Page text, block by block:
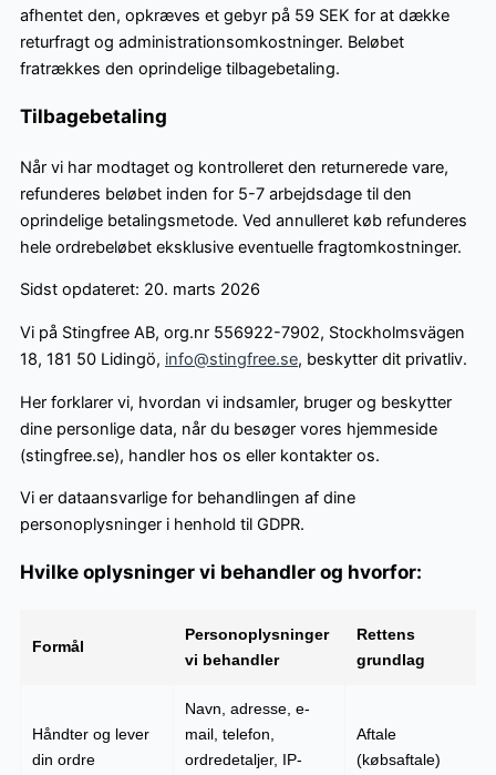
afhentet den, opkræves et gebyr på 59 SEK for at dække
returfragt og administrationsomkostninger. Beløbet
fratrækkes den oprindelige tilbagebetaling.
Tilbagebetaling
Når vi har modtaget og kontrolleret den returnerede vare,
refunderes beløbet inden for 5-7 arbejdsdage til den
oprindelige betalingsmetode. Ved annulleret køb refunderes
hele ordrebeløbet eksklusive eventuelle fragtomkostninger.
Sidst opdateret: 20. marts 2026
Vi på Stingfree AB, org.nr 556922-7902, Stockholmsvägen
18, 181 50 Lidingö, info@stingfree.se, beskytter dit privatliv.
Her forklarer vi, hvordan vi indsamler, bruger og beskytter
dine personlige data, når du besøger vores hjemmeside
(stingfree.se), handler hos os eller kontakter os.
Vi er dataansvarlige for behandlingen af dine
personoplysninger i henhold til GDPR.
Hvilke oplysninger vi behandler og hvorfor:
Formål
Personoplysninger
vi behandler
Rettens
grundlag
Håndter og lever
din ordre
Navn, adresse, e-
mail, telefon,
ordredetaljer, IP-
Aftale
(købsaftale)